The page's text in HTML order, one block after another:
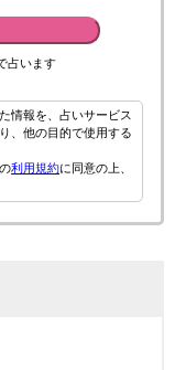
占います
情報を、占いサービス
、他の目的で使用する
利用規約に同意の上、